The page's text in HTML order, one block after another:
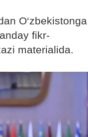
O‘zbekistonga
fikr-
materialida.